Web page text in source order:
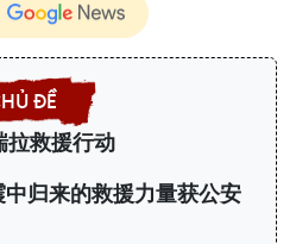
拉救援行动
归来的救援力量获公安